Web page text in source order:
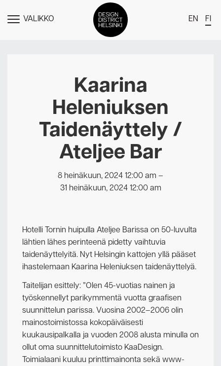
NÄYTÄVALIKKO EN FI
Jäsenet
Tapahtumat
Uutiset
Medialle
Meistä
Design District Helsingin jäsenyydestä
Ota yhteyttä
Kaarina
Heleniuksen
Taidenäyttely /
Ateljee Bar
8 heinäkuun, 2024 12:00 am –
31 heinäkuun, 2024 12:00 am
Hotelli Tornin huipulla Ateljee Barissa on 50-luvulta
lähtien lähes perinteenä pidetty vaihtuvia
taidenäyttelyitä. Nyt Helsingin kattojen yllä pääset
ihastelemaan Kaarina Heleniuksen taidenäyttelyä.
Taitelijan esittely: ”Olen 45-vuotias nainen ja
työskennellyt parikymmentä vuotta graafisen
suunnittelun parissa. Vuosina 2002–2006 olin
mainostoimistossa kokopäiväisesti
kuukausipalkalla ja vuoden 2008 alusta minulla on
ollut oma suunnittelutoimisto KaaDesign.
Toimialaani kuuluu printtimainonta sekä www-